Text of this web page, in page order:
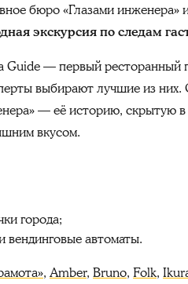
бюро «Глазами инженера»
экскурсия по следам
— первый ресторанный
выбирают лучшие из
— её историю, скрытую в
вкусом.
города;
вендинговые автоматы.
, Amber, Bruno, Folk,